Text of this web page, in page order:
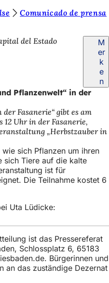
Comunicado de prensa
del Estado
M
er
k
e
n
Pflanzenwelt“ in der
Fasanerie“ gibt es am
12 Uhr in der Fasanerie,
„Herbstzauber in
sich Pflanzen um ihren
sich Tiere auf die kalte
ist für
Die Teilnahme kostet 6
Uta Lüdicke:
ist das Pressereferat
Schlossplatz 6, 65183
de. Bürgerinnen und
an das zuständige Dezernat